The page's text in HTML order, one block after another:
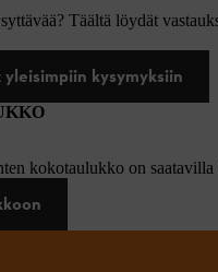
Täältä löydät
yleisimpiin kysymyksiin
kokotaulukko on saatavilla